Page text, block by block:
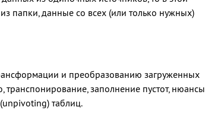
папки, данные со всех (или только нужных)
и преобразованию загруженных
заполнение пустот, нюансы
таблиц.